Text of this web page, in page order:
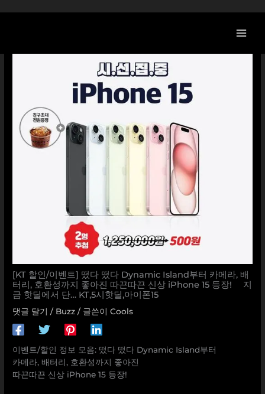
로
[KT 할인/이벤트] 떴다 떴다 Dynamic Island부터 카메라, 배
터리, 호환성까지 좋아진 따끈따끈 신상 iPhone 15 등장! ⠀ 지
금 핫딜에서 단… KT,5시핫딜,아이폰15
댓글 달기 / Buzz / 글쓴이Cools
이벤트/할인 정보 모음: 떴다 떴다 Dynamic Island부터
카메라, 배터리, 호환성까지 좋아진
따끈따끈 신상 iPhone 15 등장!